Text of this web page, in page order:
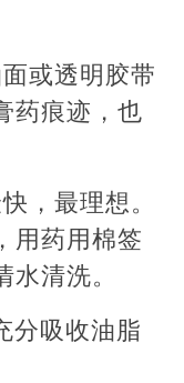
或透明胶带
药痕迹，也
，最理想。
用药用棉签
清洗。
分吸收油脂